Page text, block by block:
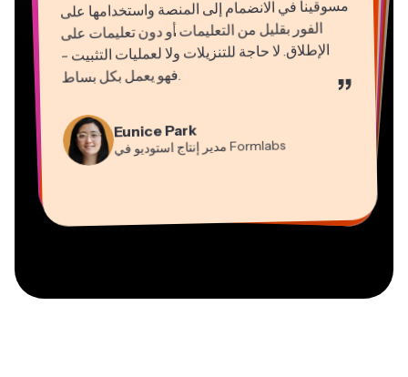
. ”
Eunice Park
مدير إنتاج استوديو في Formlabs
Vannesia Darby
Grant Taleck
شريك مؤسس في
شريك مدير في
Kerry-lee Farla
صانع فيديوYouTube
مدير المحتوى
Martin James
Heidi Rae
التعليم
Natasha Ball
Mitch Rawlings
Dina Segovia
عامل مستقل افتراضي